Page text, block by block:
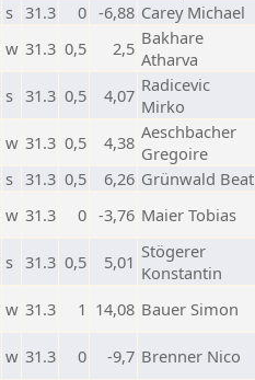
s 31.3 0 -6,88 Carey Michael
w 31.3 0,5 2,5 Bakhare
Atharva
s 31.3 0,5 4,07 Radicevic
Mirko
w 31.3 0,5 4,38 Aeschbacher
Gregoire
s 31.3 0,5 6,26 Grünwald Beat
w 31.3 0 -3,76 Maier Tobias
s 31.3 0,5 5,01 Stögerer
Konstantin
w 31.3 1 14,08 Bauer Simon
w 31.3 0 -9,7 Brenner Nico